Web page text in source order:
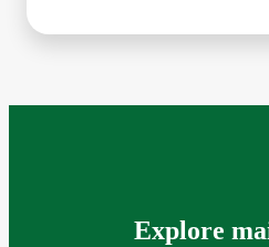
Explore